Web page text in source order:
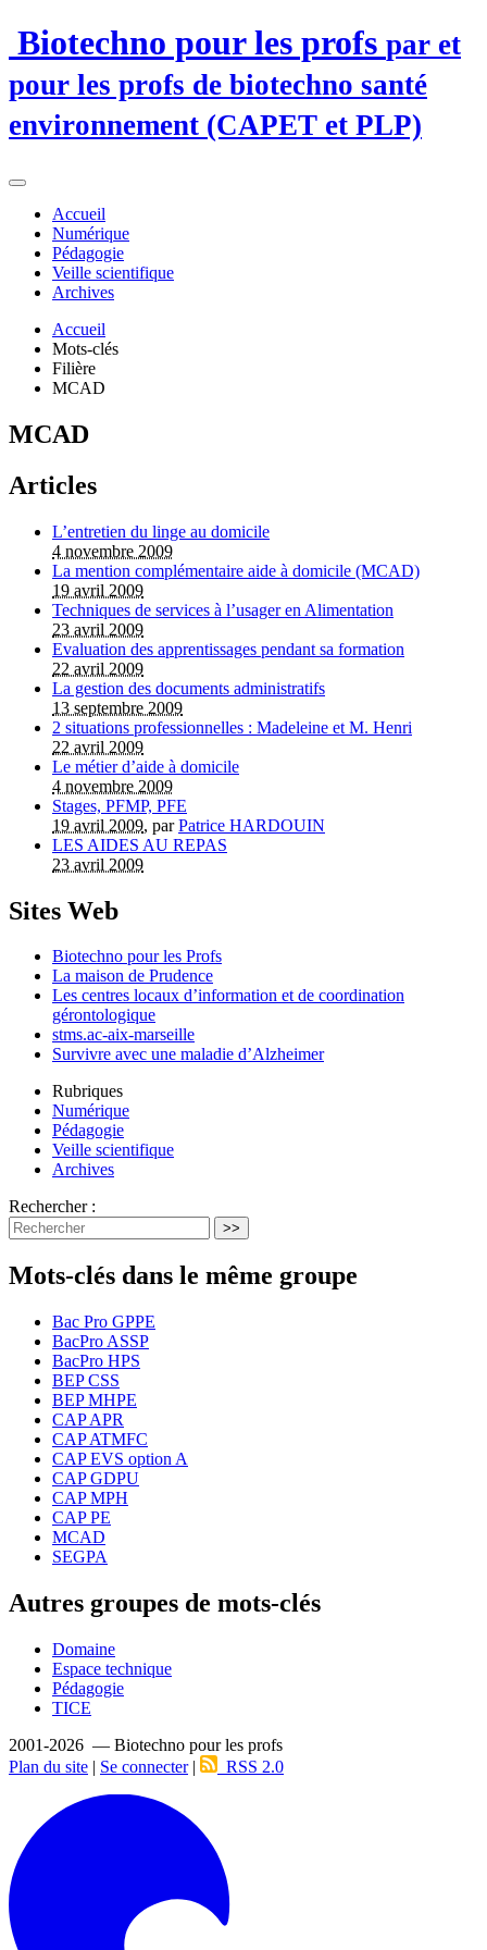
Biotechno pour les profs par et
pour les profs de biotechno santé
environnement (CAPET et PLP)
Accueil
Numérique
Pédagogie
Veille scientifique
Archives
Accueil
Mots-clés
Filière
MCAD
MCAD
Articles
L’entretien du linge au domicile
4 novembre 2009
La mention complémentaire aide à domicile (MCAD)
19 avril 2009
Techniques de services à l’usager en Alimentation
23 avril 2009
Evaluation des apprentissages pendant sa formation
22 avril 2009
La gestion des documents administratifs
13 septembre 2009
2 situations professionnelles : Madeleine et M. Henri
22 avril 2009
Le métier d’aide à domicile
4 novembre 2009
Stages, PFMP, PFE
19 avril 2009, parPatrice HARDOUIN
LES AIDES AU REPAS
23 avril 2009
Sites Web
Biotechno pour les Profs
La maison de Prudence
Les centres locaux d’information et de coordination
gérontologique
stms.ac-aix-marseille
Survivre avec une maladie d’Alzheimer
Rubriques
Numérique
Pédagogie
Veille scientifique
Archives
Rechercher :
>>
Mots-clés dans le même groupe
Bac Pro GPPE
BacPro ASSP
BacPro HPS
BEP CSS
BEP MHPE
CAP APR
CAP ATMFC
CAP EVS option A
CAP GDPU
CAP MPH
CAP PE
MCAD
SEGPA
Autres groupes de mots-clés
Domaine
Espace technique
Pédagogie
TICE
2001-2026 — Biotechno pour les profs
Plan du site | Se connecter| RSS 2.0